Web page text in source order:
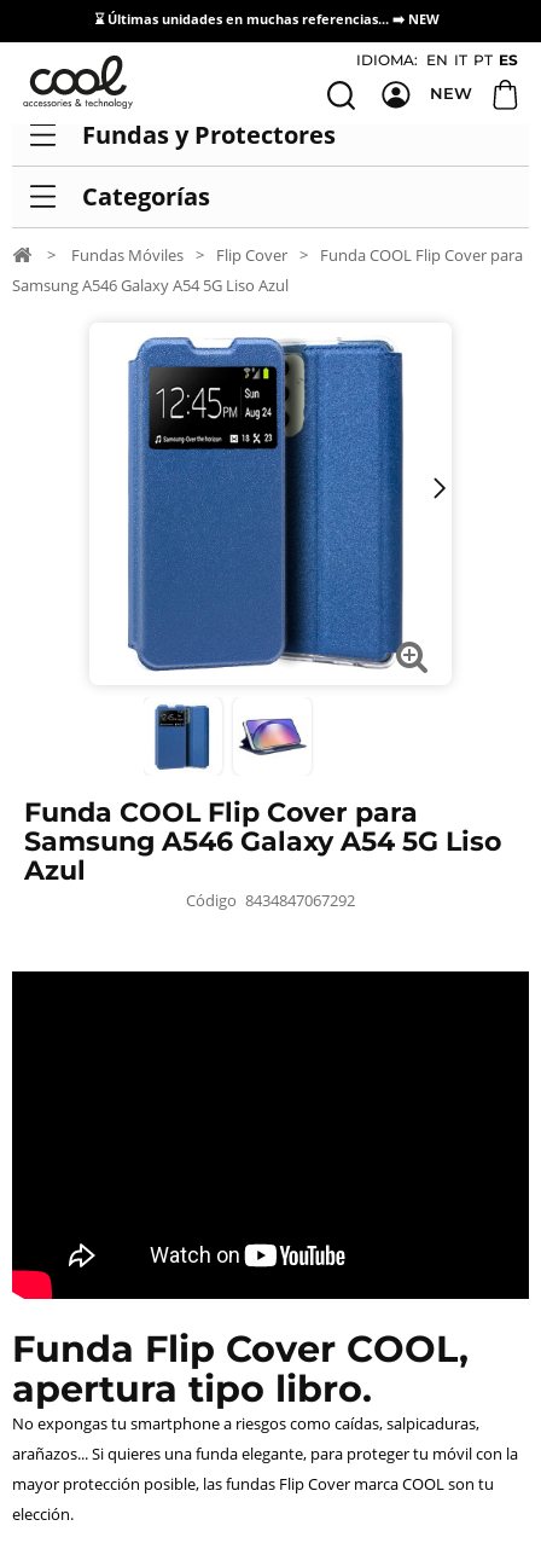
⌛ Últimas unidades en muchas referencias... ➡️ NEW
Acceso / Registro Distribuidores
IDIOMA: EN IT PT ES
NEW
Fundas y Protectores
Categorías
> Fundas Móviles > Flip Cover >
Funda COOL Flip Cover para
Samsung A546 Galaxy A54 5G Liso Azul
Funda COOL Flip Cover para
Samsung A546 Galaxy A54 5G Liso
Azul
Código 8434847067292
Funda Flip Cover COOL,
apertura tipo libro.
No expongas tu smartphone a riesgos como caídas, salpicaduras,
arañazos... Si quieres una funda elegante, para proteger tu móvil con la
mayor protección posible, las fundas Flip Cover marca COOL son tu
elección.